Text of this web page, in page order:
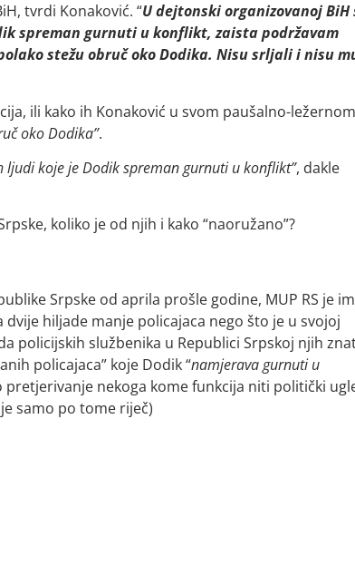
tvrdi Konaković. “U dejtonski organizovanoj BiH
spreman gurnuti u konflikt, zaista podržavam
stežu obruč oko Dodika. Nisu srljali i nisu
ili kako ih Konaković u svom paušalno-ležernom
oko Dodika”.
koje je Dodik spreman gurnuti u konflikt”, dakle
koliko je od njih i kako “naoružano”?
Srpske od aprila prošle godine, MUP RS je
dvije hiljade manje policajaca nego što je u svojoj
policijskih službenika u Republici Srpskoj njih
policajaca” koje Dodik “namjerava gurnuti u
pretjerivanje nekoga kome funkcija niti politički
samo po tome riječ)